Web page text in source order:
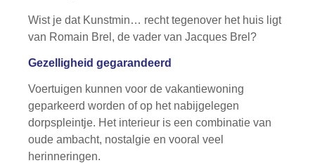
Wist je dat Kunstmin… recht tegenover het huis ligt
van Romain Brel, de vader van Jacques Brel?
Gezelligheid gegarandeerd
Voertuigen kunnen voor de vakantiewoning
geparkeerd worden of op het nabijgelegen
dorpspleintje. Het interieur is een combinatie van
oude ambacht, nostalgie en vooral veel
herinneringen.